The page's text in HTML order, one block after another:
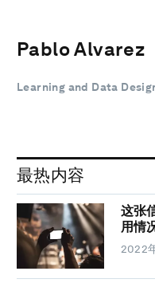
Pablo Alvarez
Learning and Data
最热内容
这张
用情
2022